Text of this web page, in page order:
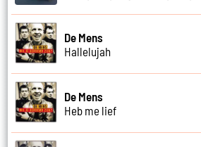
De Mens
Hallelujah
De Mens
Heb me lief